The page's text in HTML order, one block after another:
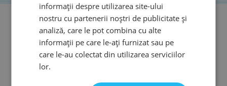
informații despre utilizarea site-ului
nostru cu partenerii noștri de publicitate și
analiză, care le pot combina cu alte
informații pe care le-ați furnizat sau pe
care le-au colectat din utilizarea serviciilor
lor.